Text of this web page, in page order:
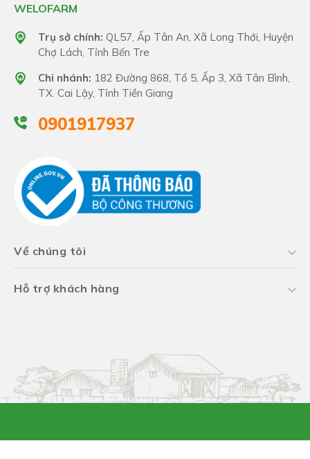
WELOFARM
Trụ sở chính: QL57, Ấp Tân An, Xã Long Thới, Huyện
Chợ Lách, Tỉnh Bến Tre
Chi nhánh: 182 Đường 868, Tổ 5, Ấp 3, Xã Tân Bình,
TX. Cai Lậy, Tỉnh Tiền Giang
0901917937
Về chúng tôi
Hỗ trợ khách hàng